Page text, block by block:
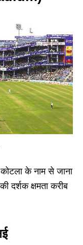
के नाम से जाना
दर्शक क्षमता करीब